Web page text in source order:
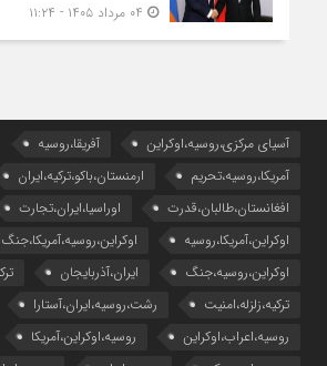
آسیای مرکزی،روسیه،اوکراین
آفریقا،روسیه
آمریکا،روسیه،تحریم
ارمنستان،باکو،ترکیه،ایران
افغانستان،طالبان،قدرت
اوراسیا،ایران،تجارت
اوکراین،آمریکا،روسیه
اوکراین،روسیه،آمریکا،جنگ
اوکراین،روسیه،جنگ
ایران،آذربایجان
ترکیه،زلزله،امنیت
رشت،روسیه،ایران،آستارا
روسیه،اعراب،اوکراین
روسیه،اوکراین،آمریکا